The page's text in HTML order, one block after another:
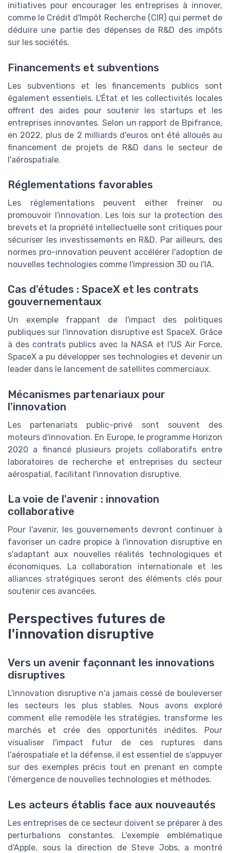
initiatives pour encourager les entreprises à innover,
comme le Crédit d'Impôt Recherche (CIR) qui permet de
déduire une partie des dépenses de R&D des impôts
sur les sociétés.
Financements et subventions
Les subventions et les financements publics sont
également essentiels. L'État et les collectivités locales
offrent des aides pour soutenir les startups et les
entreprises innovantes. Selon un rapport de Bpifrance,
en 2022, plus de 2 milliards d'euros ont été alloués au
financement de projets de R&D dans le secteur de
l'aérospatiale.
Réglementations favorables
Les réglementations peuvent either freiner ou
promouvoir l'innovation. Les lois sur la protection des
brevets et la propriété intellectuelle sont critiques pour
sécuriser les investissements en R&D. Par ailleurs, des
normes pro-innovation peuvent accélérer l'adoption de
nouvelles technologies comme l'impression 3D ou l'IA.
Cas d'études : SpaceX et les contrats
gouvernementaux
Un exemple frappant de l'impact des politiques
publiques sur l'innovation disruptive est SpaceX. Grâce
à des contrats publics avec la NASA et l'US Air Force,
SpaceX a pu développer ses technologies et devenir un
leader dans le lancement de satellites commerciaux.
Mécanismes partenariaux pour
l'innovation
Les partenariats public-privé sont souvent des
moteurs d'innovation. En Europe, le programme Horizon
2020 a financé plusieurs projets collaboratifs entre
laboratoires de recherche et entreprises du secteur
aérospatial, facilitant l'innovation disruptive.
La voie de l'avenir : innovation
collaborative
Pour l'avenir, les gouvernements devront continuer à
favoriser un cadre propice à l'innovation disruptive en
s'adaptant aux nouvelles réalités technologiques et
économiques. La collaboration internationale et les
alliances stratégiques seront des éléments clés pour
soutenir ces avancées.
Perspectives futures de
l'innovation disruptive
Vers un avenir façonnant les innovations
disruptives
L'innovation disruptive n'a jamais cessé de bouleverser
les secteurs les plus stables. Nous avons exploré
comment elle remodèle les stratégies, transforme les
marchés et crée des opportunités inédites. Pour
visualiser l'impact futur de ces ruptures dans
l'aérospatiale et la défense, il est essentiel de s'appuyer
sur des exemples précis tout en prenant en compte
l'émergence de nouvelles technologies et méthodes.
Les acteurs établis face aux nouveautés
Les entreprises de ce secteur doivent se préparer à des
perturbations constantes. L'exemple emblématique
d'Apple, sous la direction de Steve Jobs, a montré